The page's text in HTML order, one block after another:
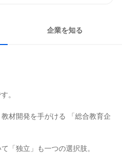
企業を知る
。
材開発を手がける 「総合教育企
「独立」も一つの選択肢。